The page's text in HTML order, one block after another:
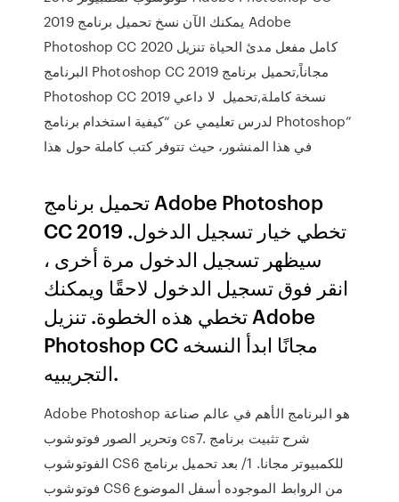
2019 يمكنك الآن نسخ تحميل برنامج Adobe
Photoshop CC 2020 كامل مفعل مدئ الحياة تنزيل
البرنامج Photoshop CC 2019 مجاناً,تحميل برنامج
Photoshop CC 2019 نسخة كاملة,تحميل لا داعي
لدرس تعليمي عن “كيفية استخدام برنامج Photoshop”
تحميل برنامج Adobe Photoshop
CC 2019 تخطي خيار تسجيل الدخول.
سيظهر تسجيل الدخول مرة أخرى ،
انقر فوق تسجيل الدخول لاحقًا ويمكنك
تخطي هذه الخطوة. تنزيل Adobe
Photoshop CC مجانًا ابدأ النسخه
التجريبيه.
Adobe Photoshop هو البرنامج الأهم في عالم صناعة
وتحرير الصور فوتوشوب cs7. شرح تثبيت برنامج
الفوتوشوب CS6 للكمبيوتر مجانا. 1/ بعد تحميل برنامج
فوتوشوب CS6 من الروابط الموجوده أسفل الموضوع